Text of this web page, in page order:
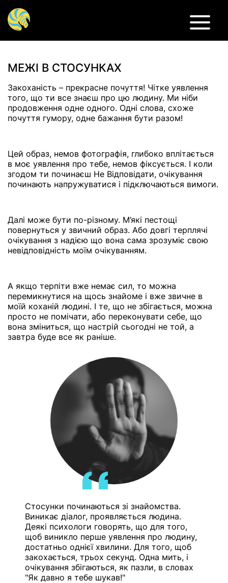
МЕЖІ В СТОСУНКАХ
Закоханість – прекрасне почуття! Чітке уявлення
того, що ти все знаєш про цю людину. Ми ніби
продовження одне одного. Одні слова, схоже
почуття гумору, одне бажання бути разом!
Цей образ, немов фотографія, глибоко вплітається
в моє уявлення про тебе, немов фіксується. І коли
згодом ти починаєш Не Відповідати, очікування
починають напружуватися і підключаються вимоги.
Далі може бути по-різному. М’які пестощі
повернуться у звичний образ. Або довгі терплячі
очікування з надією що вона сама зрозуміє свою
невідповідність моїм очікуванням.
А якщо терпіти вже немає сил, то можна
перемикнутися на щось знайоме і вже звичне в
моїй коханій людині. І те, що не збігається, можна
просто не помічати, або переконувати себе, що
вона зміниться, що настрій сьогодні не той, а
завтра буде все як раніше.
Стосунки починаються зі знайомства.
Виникає діалог, проявляється людина.
Деякі психологи говорять, що для того,
щоб виникло перше уявлення про людину,
достатньо однієї хвилини. Для того, щоб
закохається, трьох секунд. Одна мить, і
очікування збігаються, як пазли, в словах
"Як давно я тебе шукав!"